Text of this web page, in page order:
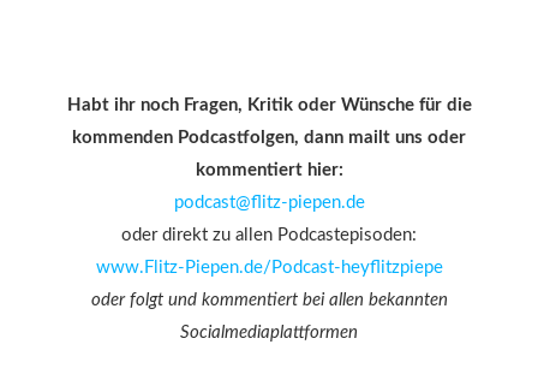
Habt ihr noch Fragen, Kritik oder Wünsche für die
kommenden Podcastfolgen, dann mailt uns oder
kommentiert hier:
podcast@flitz-piepen.de
oder direkt zu allen Podcastepisoden:
www.Flitz-Piepen.de/Podcast-heyflitzpiepe
oder folgt und kommentiert bei allen bekannten
Socialmediaplattformen